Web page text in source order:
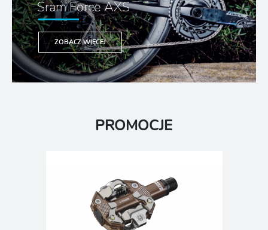
Sram Force AXS
ZOBACZ WIĘCEJ
PROMOCJE